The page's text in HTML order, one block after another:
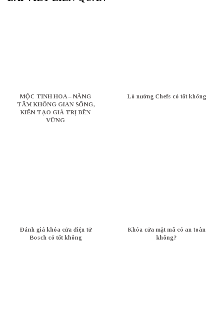
MỘC TINH HOA – NÂNG
TẦM KHÔNG GIAN SỐNG,
KIẾN TẠO GIÁ TRỊ BỀN
VỮNG
Lò nướng Chefs có tốt không
Đánh giá khóa cửa điện tử
Bosch có tốt không
Khóa cửa mật mã có an toàn
không?